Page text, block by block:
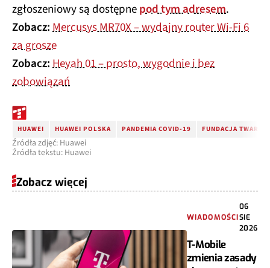
zgłoszeniowy są dostępnepod tym adresem.
Zobacz:Mercusys MR70X – wydajny router Wi-Fi 6
za grosze
Zobacz:Heyah 01 – prosto, wygodnie i bez
zobowiązań
HUAWEI HUAWEI POLSKA PANDEMIA COVID-19 FUNDACJA TWARZE
Źródła zdjęć: Huawei
Źródła tekstu: Huawei
Zobacz więcej
WIADOMOŚCI
06
SIE
2026
T-Mobile
zmienia zasady